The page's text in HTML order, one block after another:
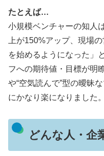
たとえば…
小規模ベンチャーの知人
上が150%アップ、現場
を始めるようになった」
フへの期待値・目標が明
や“空気読んで”型の曖昧
にかなり楽になりました。
どんな人・企